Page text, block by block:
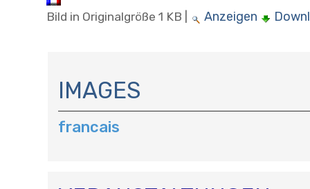
Bild in Originalgröße 1 KB Anzeigen
A
V
I
G
IMAGES
francais